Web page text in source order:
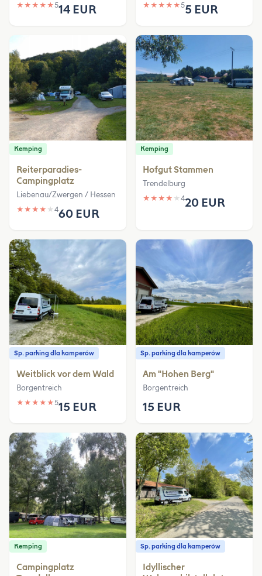
★ ★ ★ ★ ★514 EUR ★ ★ ★ ★ ★55 EUR
Kemping
Reiterparadies-
Campingplatz
Liebenau/Zwergen / Hessen
★ ★ ★ ★ ★ 460 EUR
Kemping
Hofgut Stammen
Trendelburg
★ ★ ★ ★ ★ 420 EUR
Sp. parking dla kamperów
Weitblick vor dem Wald
Borgentreich
★ ★ ★ ★ ★515 EUR
Sp. parking dla kamperów
Am "Hohen Berg"
Borgentreich
15 EUR
Kemping
Campingplatz
Sp. parking dla kamperów
Idyllischer